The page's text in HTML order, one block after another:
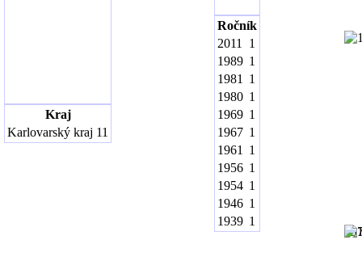
Kraj
Karlovarský kraj 11
Ročník
2011
1
1989 1
1981
1
1980 1
1969 1
1967 1
1961
1
1956 1
1954 1
1946 1
1939 1